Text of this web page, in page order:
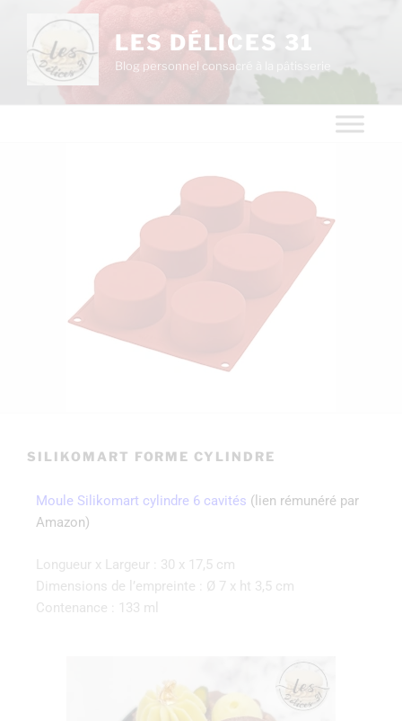
LES DÉLICES 31
Blog personnel consacré à la pâtisserie
SILIKOMART FORME CYLINDRE
Moule Silikomart cylindre 6 cavités (lien rémunéré par
Amazon)
Longueur x Largeur : 30 x 17,5 cm
Dimensions de l’empreinte : Ø 7 x ht 3,5 cm
Contenance : 133 ml